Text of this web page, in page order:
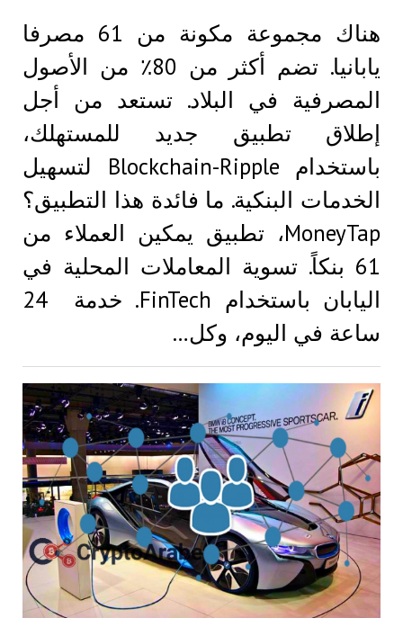
هناك مجموعة مكونة من 61 مصرفا
يابانيا. تضم أكثر من 80٪ من الأصول
المصرفية في البلاد. تستعد من أجل
إطلاق تطبيق جديد للمستهلك،
باستخدام Blockchain-Ripple لتسهيل
الخدمات البنكية. ما فائدة هذا التطبيق؟
MoneyTap، تطبيق يمكين العملاء من
61 بنكاً. تسوية المعاملات المحلية في
اليابان باستخدام FinTech. خدمة 24
ساعة في اليوم، وكل…